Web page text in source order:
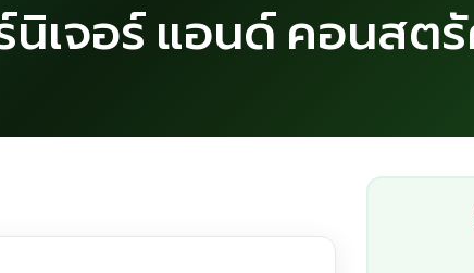
จอร์ แอนด์ คอนสตรัค